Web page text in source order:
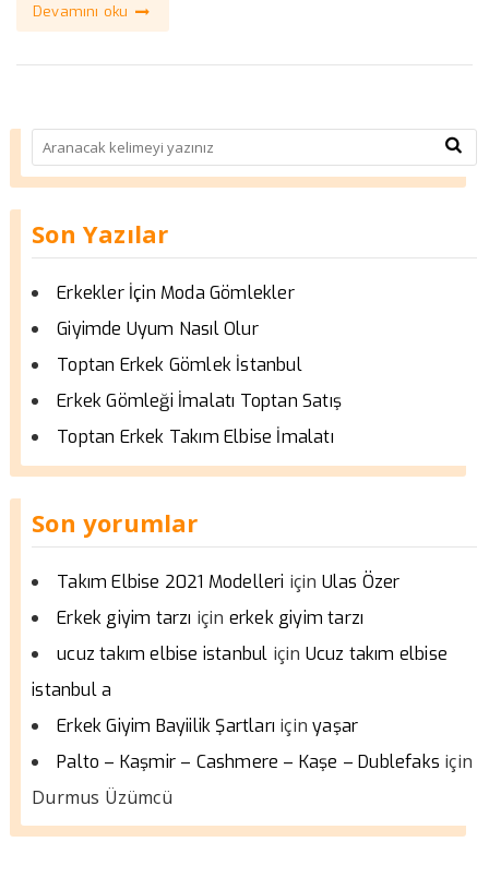
Devamını oku
Son Yazılar
Erkekler İçin Moda Gömlekler
Giyimde Uyum Nasıl Olur
Toptan Erkek Gömlek İstanbul
Erkek Gömleği İmalatı Toptan Satış
Toptan Erkek Takım Elbise İmalatı
Son yorumlar
Takım Elbise 2021 Modelleri için Ulas Özer
Erkek giyim tarzı için erkek giyim tarzı
ucuz takım elbise istanbul için Ucuz takım elbise
istanbul a
Erkek Giyim Bayiilik Şartları içinyaşar
Palto – Kaşmir – Cashmere – Kaşe – Dublefaks için
Durmus Üzümcü